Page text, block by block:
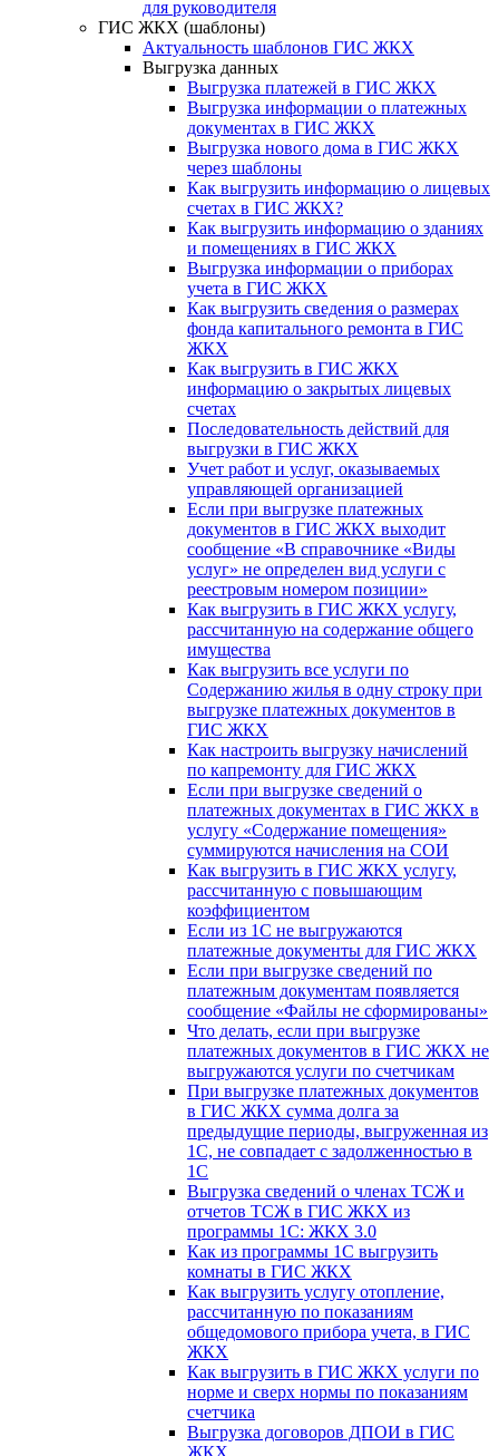
для руководителя
ГИС ЖКХ (шаблоны)
Актуальность шаблонов ГИС ЖКХ
Выгрузка данных
Выгрузка платежей в ГИС ЖКХ
Выгрузка информации о платежных
документах в ГИС ЖКХ
Выгрузка нового дома в ГИС ЖКХ
через шаблоны
Как выгрузить информацию о лицевых
счетах в ГИС ЖКХ?
Как выгрузить информацию о зданиях
и помещениях в ГИС ЖКХ
Выгрузка информации о приборах
учета в ГИС ЖКХ
Как выгрузить сведения о размерах
фонда капитального ремонта в ГИС
ЖКХ
Как выгрузить в ГИС ЖКХ
информацию о закрытых лицевых
счетах
Последовательность действий для
выгрузки в ГИС ЖКХ
Учет работ и услуг, оказываемых
управляющей организацией
Если при выгрузке платежных
документов в ГИС ЖКХ выходит
сообщение «В справочнике «Виды
услуг» не определен вид услуги с
реестровым номером позиции»
Как выгрузить в ГИС ЖКХ услугу,
рассчитанную на содержание общего
имущества
Как выгрузить все услуги по
Содержанию жилья в одну строку при
выгрузке платежных документов в
ГИС ЖКХ
Как настроить выгрузку начислений
по капремонту для ГИС ЖКХ
Если при выгрузке сведений о
платежных документах в ГИС ЖКХ в
услугу «Содержание помещения»
суммируются начисления на СОИ
Как выгрузить в ГИС ЖКХ услугу,
рассчитанную с повышающим
коэффициентом
Если из 1С не выгружаются
платежные документы для ГИС ЖКХ
Если при выгрузке сведений по
платежным документам появляется
сообщение «Файлы не сформированы»
Что делать, если при выгрузке
платежных документов в ГИС ЖКХ не
выгружаются услуги по счетчикам
При выгрузке платежных документов
в ГИС ЖКХ сумма долга за
предыдущие периоды, выгруженная из
1С, не совпадает с задолженностью в
1С
Выгрузка сведений о членах ТСЖ и
отчетов ТСЖ в ГИС ЖКХ из
программы 1С: ЖКХ 3.0
Как из программы 1С выгрузить
комнаты в ГИС ЖКХ
Как выгрузить услугу отопление,
рассчитанную по показаниям
общедомового прибора учета, в ГИС
ЖКХ
Как выгрузить в ГИС ЖКХ услуги по
норме и сверх нормы по показаниям
счетчика
Выгрузка договоров ДПОИ в ГИС
ЖКХ